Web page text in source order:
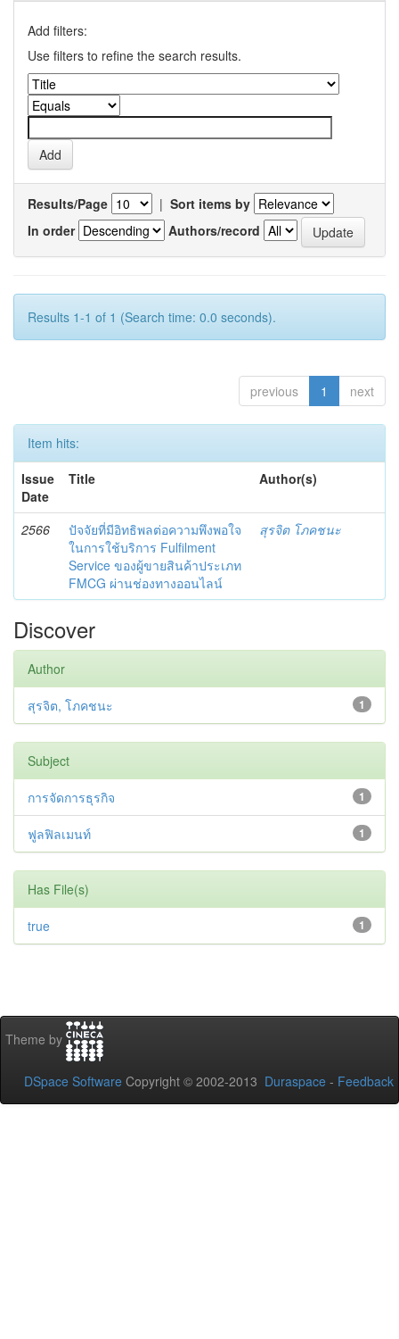
Add filters:
Use filters to refine the search results.
Results/Page | Sort items by
In order
Authors/record
Results 1-1 of 1 (Search time: 0.0 seconds).
previous 1 next
Item hits:
Issue
Date
Title Author(s)
2566
ปัจจัยที่มีอิทธิพลต่อความพึงพอใจ
ในการใช้บริการ Fulfilment
Service ของผู้ขายสินค้าประเภท
FMCG ผ่านช่องทางออนไลน์
สุรจิต โภคชนะ
Discover
Author
1
สุรจิต, โภคชนะ
Subject
1
การจัดการธุรกิจ
1
ฟูลฟิลเมนท์
Has File(s)
1
true
Theme by
DSpace Software Copyright © 2002-2013 Duraspace - Feedback